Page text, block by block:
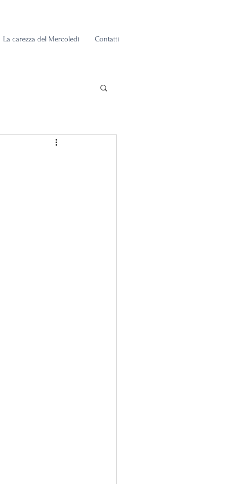
La carezza del Mercoledì Contatti